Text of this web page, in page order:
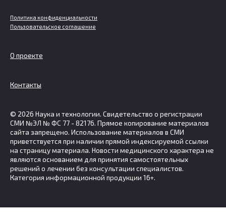
Политика конфиденциальности
Пользовательское соглашение
О проекте
Контакты
© 2026 Наука и технологии. Свидетельство о регистрации
СМИ №ЭЛ № ФС 77 - 82176. Прямое копирование материалов
сайта запрещено. Использование материалов в СМИ
приветствуется при наличии прямой индексируемой ссылки
на страницу материала. Новости медицинского характера не
являются основанием для принятия самостоятельных
решений о лечении без консультации специалистов.
Категория информационной продукции 16+.